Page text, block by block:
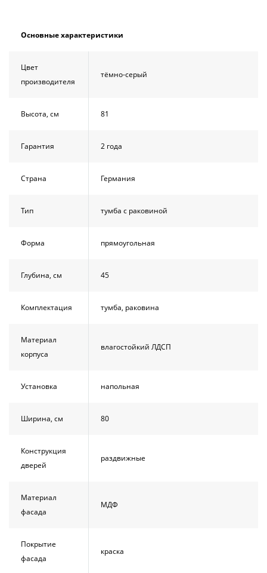
BelBagno
UNO-AH-
P-Cr без
поддона
(витрина)
Все
BelBagno
UNO-AH-
P-Cr без
поддона
(витрина)
Все
Основные характеристики
Цвет
производителя
тёмно-серый
Высота, см 81
Гарантия 2 года
Страна Германия
Тип тумба с раковиной
Форма прямоугольная
Глубина, см 45
Комплектация тумба, раковина
Материал
корпуса
влагостойкий ЛДСП
Установка напольная
Ширина, см 80
Конструкция
дверей
раздвижные
Материал
фасада
МДФ
Покрытие
фасада
краска